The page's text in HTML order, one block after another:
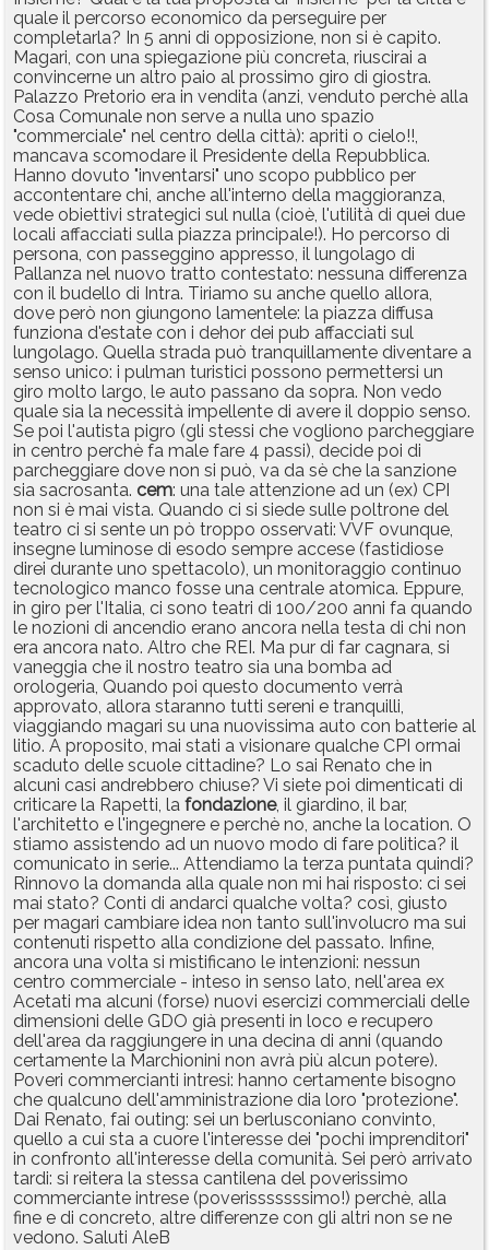
quale il percorso economico da perseguire per
completarla? In 5 anni di opposizione, non si è capito.
Magari, con una spiegazione più concreta, riuscirai a
convincerne un altro paio al prossimo giro di giostra.
Palazzo Pretorio era in vendita (anzi, venduto perchè alla
Cosa Comunale non serve a nulla uno spazio
"commerciale" nel centro della città): apriti o cielo!!,
mancava scomodare il Presidente della Repubblica.
Hanno dovuto "inventarsi" uno scopo pubblico per
accontentare chi, anche all'interno della maggioranza,
vede obiettivi strategici sul nulla (cioè, l'utilità di quei due
locali affacciati sulla piazza principale!). Ho percorso di
persona, con passeggino appresso, il lungolago di
Pallanza nel nuovo tratto contestato: nessuna differenza
con il budello di Intra. Tiriamo su anche quello allora,
dove però non giungono lamentele: la piazza diffusa
funziona d'estate con i dehor dei pub affacciati sul
lungolago. Quella strada può tranquillamente diventare a
senso unico: i pulman turistici possono permettersi un
giro molto largo, le auto passano da sopra. Non vedo
quale sia la necessità impellente di avere il doppio senso.
Se poi l'autista pigro (gli stessi che vogliono parcheggiare
in centro perchè fa male fare 4 passi), decide poi di
parcheggiare dove non si può, va da sè che la sanzione
sia sacrosanta. cem: una tale attenzione ad un (ex) CPI
non si è mai vista. Quando ci si siede sulle poltrone del
teatro ci si sente un pò troppo osservati: VVF ovunque,
insegne luminose di esodo sempre accese (fastidiose
direi durante uno spettacolo), un monitoraggio continuo
tecnologico manco fosse una centrale atomica. Eppure,
in giro per l'Italia, ci sono teatri di 100/200 anni fa quando
le nozioni di ancendio erano ancora nella testa di chi non
era ancora nato. Altro che REI. Ma pur di far cagnara, si
vaneggia che il nostro teatro sia una bomba ad
orologeria, Quando poi questo documento verrà
approvato, allora staranno tutti sereni e tranquilli,
viaggiando magari su una nuovissima auto con batterie al
litio. A proposito, mai stati a visionare qualche CPI ormai
scaduto delle scuole cittadine? Lo sai Renato che in
alcuni casi andrebbero chiuse? Vi siete poi dimenticati di
criticare la Rapetti, la fondazione, il giardino, il bar,
l'architetto e l'ingegnere e perchè no, anche la location. O
stiamo assistendo ad un nuovo modo di fare politica? il
comunicato in serie... Attendiamo la terza puntata quindi?
Rinnovo la domanda alla quale non mi hai risposto: ci sei
mai stato? Conti di andarci qualche volta? così, giusto
per magari cambiare idea non tanto sull'involucro ma sui
contenuti rispetto alla condizione del passato. Infine,
ancora una volta si mistificano le intenzioni: nessun
centro commerciale - inteso in senso lato, nell'area ex
Acetati ma alcuni (forse) nuovi esercizi commerciali delle
dimensioni delle GDO già presenti in loco e recupero
dell'area da raggiungere in una decina di anni (quando
certamente la Marchionini non avrà più alcun potere).
Poveri commercianti intresi: hanno certamente bisogno
che qualcuno dell'amministrazione dia loro "protezione".
Dai Renato, fai outing: sei un berlusconiano convinto,
quello a cui sta a cuore l'interesse dei "pochi imprenditori"
in confronto all'interesse della comunità. Sei però arrivato
tardi: si reitera la stessa cantilena del poverissimo
commerciante intrese (poverisssssssimo!) perchè, alla
fine e di concreto, altre differenze con gli altri non se ne
vedono. Saluti AleB